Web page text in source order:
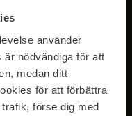
använder
nödvändiga för att
medan ditt
för att förbättra
förse dig med
. Peruuta tilaus milloin